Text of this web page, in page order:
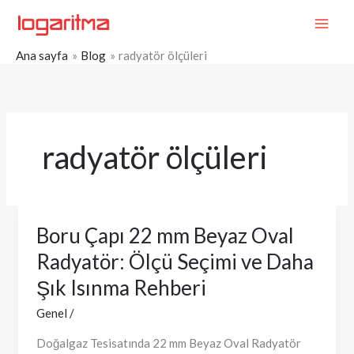
atla
Ana sayfa Blog radyatör ölçüleri
radyatör ölçüleri
Boru Çapı 22 mm Beyaz Oval
Radyatör: Ölçü Seçimi ve Daha
Şık Isınma Rehberi
Genel /
Doğalgaz Tesisatında 22 mm Beyaz Oval Radyatör
Boru
Çapı
22
mm
Beyaz
Radyatör: